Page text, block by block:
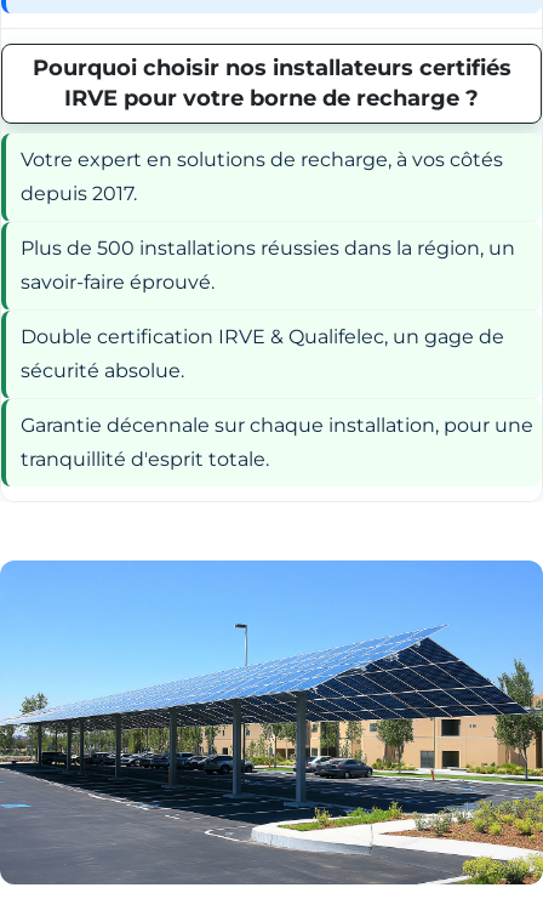
Pourquoi choisir nos installateurs certifiés
IRVE pour votre borne de recharge ?
Votre expert en solutions de recharge, à vos côtés
depuis 2017.
Plus de 500 installations réussies dans la région, un
savoir-faire éprouvé.
Double certification IRVE & Qualifelec, un gage de
sécurité absolue.
Garantie décennale sur chaque installation, pour une
tranquillité d'esprit totale.